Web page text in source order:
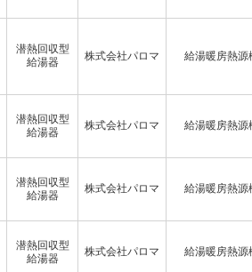
潜熱回収型
給湯器
株式会社パロマ 給湯暖房熱源
潜熱回収型
給湯器
株式会社パロマ 給湯暖房熱源
潜熱回収型
給湯器
株式会社パロマ 給湯暖房熱源
潜熱回収型
給湯器
株式会社パロマ 給湯暖房熱源